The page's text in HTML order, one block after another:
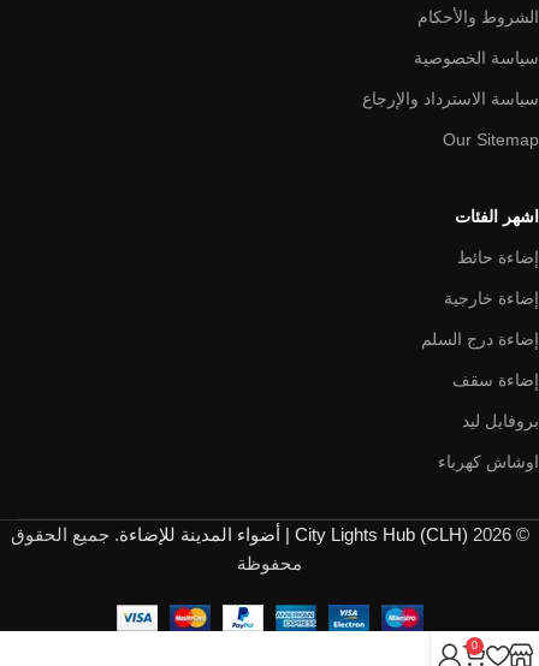
الشروط والأحكام
سياسة الخصوصية
سياسة الاسترداد والإرجاع
Our Sitemap
اشهر الفئات
إضاءة حائط
إضاءة خارجية
إضاءة درج السلم
إضاءة سقف
بروفايل ليد
اوشاش كهرباء
© 2026 City Lights Hub (CLH) | أضواء المدينة للإضاءة
. جميع الحقوق
محفوظة
0